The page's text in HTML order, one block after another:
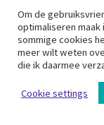
Om de
optimaliseren maak
sommige cookies
meer wilt weten
die ik daarmee
Cookie settings